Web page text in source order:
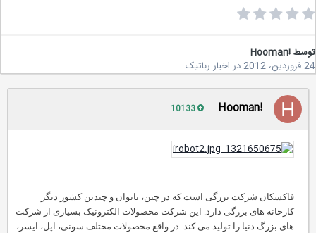
!Hooman
دراخبار رباتیک
فاکسکان شرکت بزرگی است که در چین، تایوان و چندین کشور دیگر
کارخانه های بزرگی دارد. این شرکت محصولات الکترونیک بسیاری از شرکت
های بزرگ دنیا را تولید می کند. در واقع محصولات مختلف سونی، اپل، ایسر،